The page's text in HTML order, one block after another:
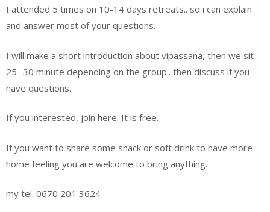
I attended 5 times on 10-14 days retreats.. so i can explain
and answer most of your questions.
I will make a short introduction about vipassana, then we sit
25 -30 minute depending on the group.. then discuss if you
have questions.
If you interested, join here. It is free.
If you want to share some snack or soft drink to have more
home feeling you are welcome to bring anything.
my tel. 0670 201 3624